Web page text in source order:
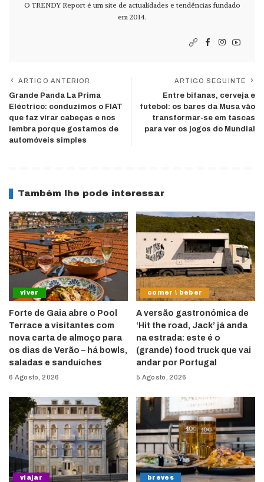
O TRENDY Report é um site de actualidades e tendências fundado
em 2014.
ARTIGO ANTERIOR
Grande Panda La Prima
Eléctrico: conduzimos o FIAT
que faz virar cabeças e nos
lembra porque gostamos de
automóveis simples
ARTIGO SEGUINTE
Entre bifanas, cerveja e
futebol: os bares da Musa vão
transformar-se em tascas
para ver os jogos do Mundial
Também lhe pode interessar
viver
Forte de Gaia abre o Pool
Terrace a visitantes com
nova carta de almoço para
os dias de Verão – há bowls,
saladas e sanduíches
6 Agosto, 2026
comer \ beber
A versão gastronómica de
‘Hit the road, Jack’ já anda
na estrada: este é o
(grande) food truck que vai
andar por Portugal
5 Agosto, 2026
viajar breves